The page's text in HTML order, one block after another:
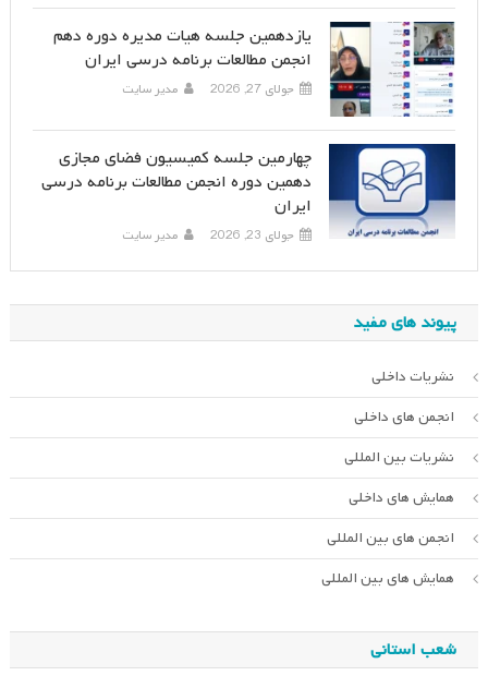
یازدهمین جلسه هیات مدیره دوره دهم
انجمن مطالعات برنامه درسی ایران
جولای 27, 2026 مدیر سایت
چهارمین جلسه کمیسیون فضای مجازی
دهمین دوره انجمن مطالعات برنامه درسی
ایران
جولای 23, 2026 مدیر سایت
پیوند های مفید
نشریات داخلی
انجمن های داخلی
نشریات بین المللی
همایش های داخلی
انجمن های بین المللی
همایش های بین المللی
شعب استانی